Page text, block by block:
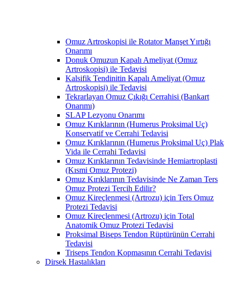
Omuz Artroskopisi ile Rotator Manşet Yırtığı
Onarımı
Donuk Omuzun Kapalı Ameliyat (Omuz
Artroskopisi) ile Tedavisi
Kalsifik Tendinitin Kapalı Ameliyat (Omuz
Artroskopisi) ile Tedavisi
Tekrarlayan Omuz Çıkığı Cerrahisi (Bankart
Onarımı)
SLAP Lezyonu Onarımı
Omuz Kırıklarının (Humerus Proksimal Uç)
Konservatif ve Cerrahi Tedavisi
Omuz Kırıklarının (Humerus Proksimal Uç) Plak
Vida ile Cerrahi Tedavisi
Omuz Kırıklarının Tedavisinde Hemiartroplasti
(Kısmi Omuz Protezi)
Omuz Kırıklarının Tedavisinde Ne Zaman Ters
Omuz Protezi Tercih Edilir?
Omuz Kireçlenmesi (Artrozu) için Ters Omuz
Protezi Tedavisi
Omuz Kireçlenmesi (Artrozu) için Total
Anatomik Omuz Protezi Tedavisi
Proksimal Biseps Tendon Rüptürünün Cerrahi
Tedavisi
Triseps Tendon Kopmasının Cerrahi Tedavisi
Dirsek Hastalıkları